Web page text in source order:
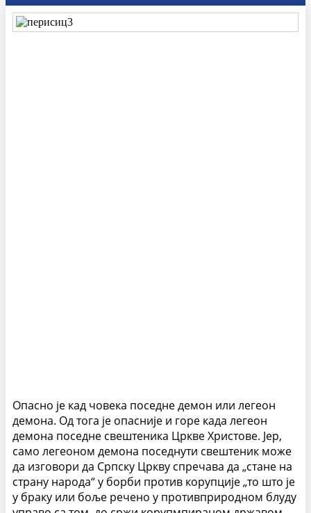
Опасно је кад човека поседне демон или легеон
демона. Од тога је опасније и горе када легеон
демона поседне свештеника Цркве Христове. Јер,
само легеоном демона поседнути свештеник може
да изговори да Српску Цркву спречава да „стане на
страну народа“ у борби против корупције „то што је
у браку или боље речено у противприродном блуду